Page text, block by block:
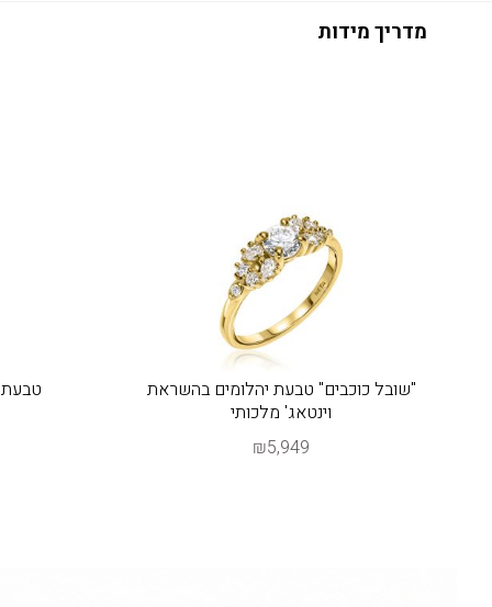
מדריך מידות
"שובל כוכבים" טבעת יהלומים בהשראת
וינטאג' מלכותי
₪5,949
טבעת